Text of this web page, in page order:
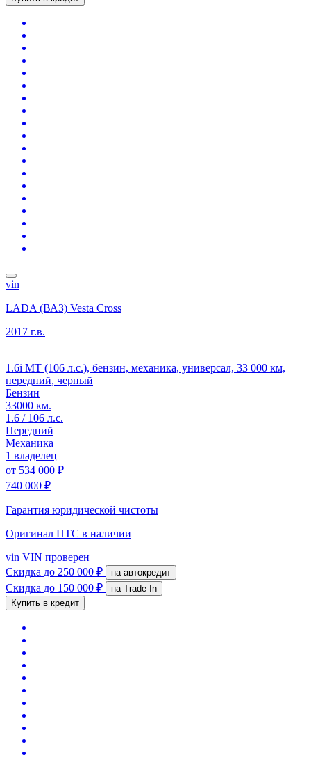
vin
LADA (ВАЗ) Vesta Cross
2017 г.в.
1.6i MT (106 л.с.), бензин, механика, универсал, 33 000 км,
передний, черный
Бензин
33000 км.
1.6 / 106 л.с.
Передний
Механика
1 владелец
от 534 000 ₽
740 000 ₽
Гарантия юридической чистоты
Оригинал ПТС в наличии
vin VIN проверен
Скидка до 250 000 ₽ на автокредит
Скидка до 150 000 ₽
на Trade-In
Купить в кредит